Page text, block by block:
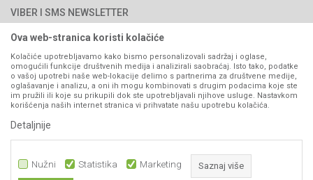
Kontakt
Pravo na odustajanje
Reklamacije
Povraćaj sredstava
Zamjena artikala
Plaćanje karticama
VIBER I SMS NEWSLETTER
PRATITE NAS
Ova web-stranica koristi kolačiće
Kolačiće upotrebljavamo kako bismo personalizovali sadržaj i oglase,
omogućili funkcije društvenih medija i analizirali saobraćaj. Isto tako, podatke
o vašoj upotrebi naše web-lokacije delimo s partnerima za društvene medije,
oglašavanje i analizu, a oni ih mogu kombinovati s drugim podacima koje ste
im pružili ili koje su prikupili dok ste upotrebljavali njihove usluge. Nastavkom
korišćenja naših internet stranica vi prihvatate našu upotrebu kolačića.
Detaljnije
Nužni Statistika Marketing Saznaj više